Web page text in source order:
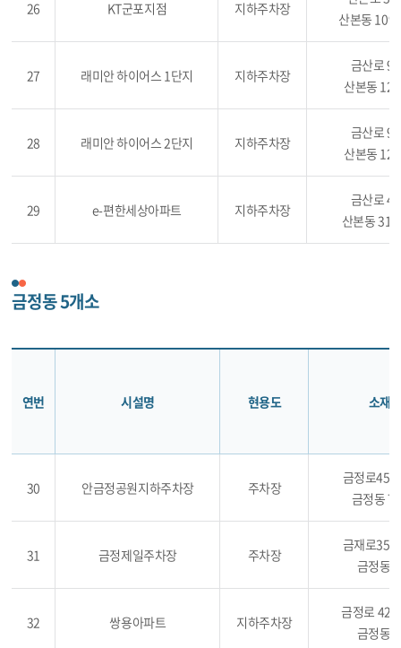
26 KT군포지점 지하주차장
산본동
27 래미안 하이어스 1단지 지하주차장
금산로 91
산본동
28 래미안 하이어스 2단지 지하주차장
금산로 91
산본동
29 e-편한세상아파트 지하주차장
금산로 47
산본동
금정동 5개소
연번 시설명 현용도 소재
30 안금정공원지하주차장 주차장
금정로45
금정동
31 금정제일주차장 주차장
금재로35
금정동
32 쌍용아파트 지하주차장
금정로 42
금정동